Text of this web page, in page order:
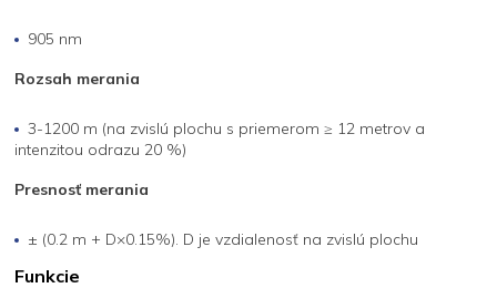
905 nm
Rozsah merania
3-1200 m (na zvislú plochu s priemerom ≥ 12 metrov a
intenzitou odrazu 20 %)
Presnosť merania
± (0.2 m + D×0.15%). D je vzdialenosť na zvislú plochu
Funkcie